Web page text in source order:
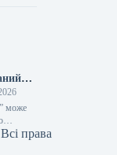
може
права